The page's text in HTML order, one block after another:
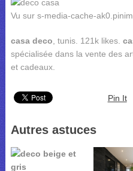
Vu sur s-media-cache-
casa deco, tunis. 121k likes.
spécialisée dans la vente des
et cadeaux.
Pin It
Autres astuces